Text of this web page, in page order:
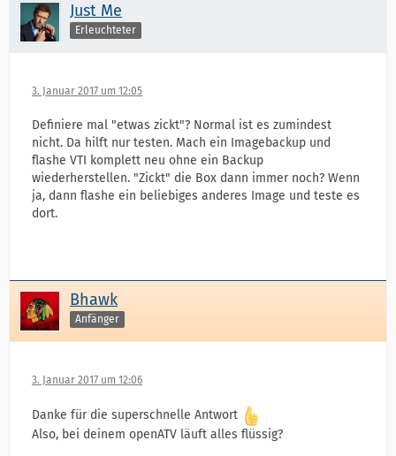
Just Me
Erleuchteter
3. Januar 2017 um 12:05
Definiere mal "etwas zickt"? Normal ist es zumindest
nicht. Da hilft nur testen. Mach ein Imagebackup und
flashe VTI komplett neu ohne ein Backup
wiederherstellen. "Zickt" die Box dann immer noch? Wenn
ja, dann flashe ein beliebiges anderes Image und teste es
dort.
Bhawk
Anfänger
3. Januar 2017 um 12:06
Danke für die superschnelle Antwort
Also, bei deinem openATV läuft alles flüssig?